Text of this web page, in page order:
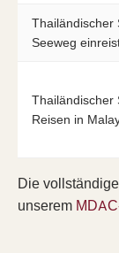
Thailändischer
Seeweg
Thailändischer
Reisen in
Die
unserem